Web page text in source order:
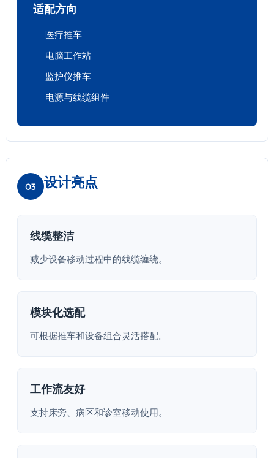
适配方向
医疗推车
电脑工作站
监护仪推车
电源与线缆组件
03 设计亮点
线缆整洁
减少设备移动过程中的线缆缠绕。
模块化选配
可根据推车和设备组合灵活搭配。
工作流友好
支持床旁、病区和诊室移动使用。